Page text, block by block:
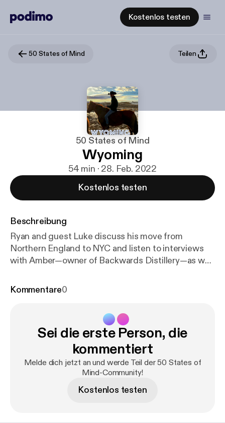
Kostenlos testen
50 States of Mind Teilen
50 States of Mind
Wyoming
54 min · 28. Feb. 2022
Kostenlos testen
Beschreibung
Ryan and guest Luke discuss his move from
Northern England to NYC and listen to interviews
with Amber—owner of Backwards Distillery—as well
Wallace. --- Send in a voice message:
Kommentare0
Sei die erste Person, die
kommentiert
Melde dich jetzt an und werde Teil der 50 States of
Mind-Community!
Kostenlos testen